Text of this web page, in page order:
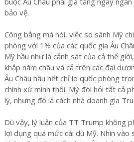
bảo vệ.
Công bằng mà nói, việc so sánh Mỹ
phòng với 1% của các quốc gia Âu
Mỹ hầu như là cảnh sát của cả thế
khắp năm châu và cả trên các đại
Âu Châu hầu hết chỉ lo quốc phòng
chính xứ mình thôi. Mỹ đòi hỏi tất cả
lý, nhưng đó là cách nhà doanh gia
Dù vậy, lý luận của TT Trump không
lợi dụng quá mức cái dù Mỹ. Nhìn vào